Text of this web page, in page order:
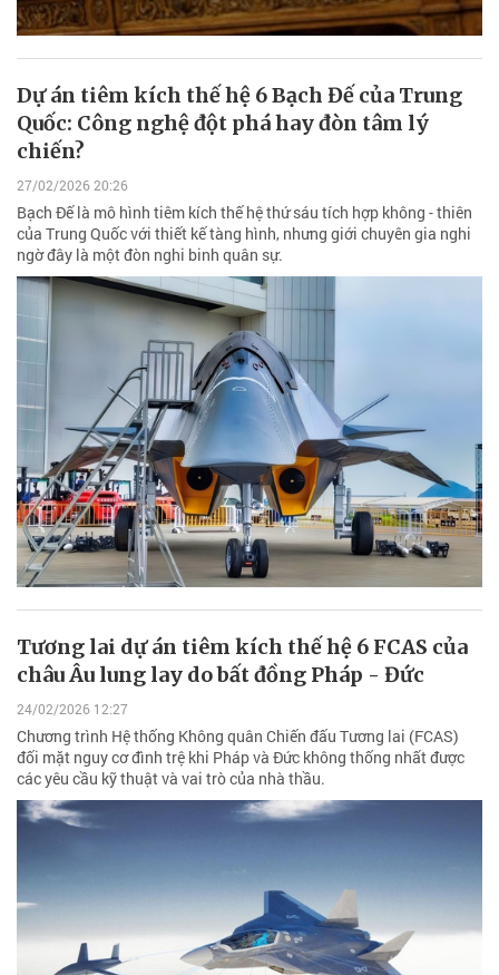
Dự án tiêm kích thế hệ 6 Bạch Đế của Trung
Quốc: Công nghệ đột phá hay đòn tâm lý
chiến?
27/02/2026 20:26
Bạch Đế là mô hình tiêm kích thế hệ thứ sáu tích hợp không - thiên
của Trung Quốc với thiết kế tàng hình, nhưng giới chuyên gia nghi
ngờ đây là một đòn nghi binh quân sự.
Tương lai dự án tiêm kích thế hệ 6 FCAS của
châu Âu lung lay do bất đồng Pháp - Đức
24/02/2026 12:27
Chương trình Hệ thống Không quân Chiến đấu Tương lai (FCAS)
đối mặt nguy cơ đình trệ khi Pháp và Đức không thống nhất được
các yêu cầu kỹ thuật và vai trò của nhà thầu.